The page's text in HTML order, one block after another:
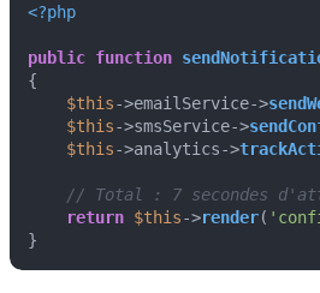
<?php
public function
{
$this->emailService->
$this->smsService->
$this->analytics->
// Total : 7 secondes
return $this->render(
}